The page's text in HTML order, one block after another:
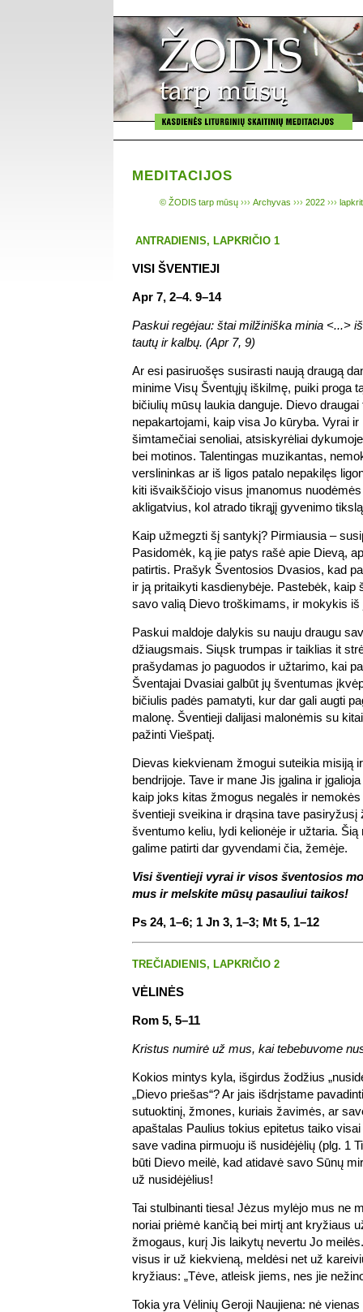
MEDITACIJOS
© ŽODIS tarp mūsų ››› Archyvas ››› 2022 ›››
ANTRADIENIS, LAPKRIČIO 1
VISI ŠVENTIEJI
Apr 7, 2–4. 9–14
Paskui regėjau: štai milžiniška minia <...>
tautų ir kalbų. (Apr 7, 9)
Ar esi pasiruošęs susirasti naują draugą
minime Visų Šventųjų iškilmę, puiki proga
bičiulių mūsų laukia danguje. Dievo
nepakartojami, kaip visa Jo kūryba. Vyrai
šimtamečiai senoliai, atsiskyrėliai
bei motinos. Talentingas muzikantas,
verslininkas ar iš ligos patalo nepakilęs
kiti išvaikščiojo visus įmanomus
akligatvius, kol atrado tikrąjį gyvenimo
Kaip užmegzti šį santykį? Pirmiausia –
Pasidomėk, ką jie patys rašė apie Dievą,
patirtis. Prašyk Šventosios Dvasios, kad
ir ją pritaikyti kasdienybėje. Pastebėk, kaip
savo valią Dievo troškimams, ir mokykis iš
Paskui maldoje dalykis su nauju draugu
džiaugsmais. Siųsk trumpas ir taiklias it
prašydamas jo paguodos ir užtarimo, kai
Šventajai Dvasiai galbūt jų šventumas
bičiulis padės pamatyti, kur dar gali augti
malonę. Šventieji dalijasi malonėmis su
pažinti Viešpatį.
Dievas kiekvienam žmogui suteikia misiją
bendrijoje. Tave ir mane Jis įgalina ir
kaip joks kitas žmogus negalės ir
šventieji sveikina ir drąsina tave pasiryžusį
šventumo keliu, lydi kelionėje ir užtaria. Šią
galime patirti dar gyvendami čia, žemėje.
Visi šventieji vyrai ir visos šventosios
mus ir melskite mūsų pasauliui taikos!
Ps 24, 1–6; 1 Jn 3, 1–3; Mt 5, 1–12
TREČIADIENIS, LAPKRIČIO 2
VĖLINĖS
Rom 5, 5–11
Kristus numirė už mus, kai tebebuvome
Kokios mintys kyla, išgirdus žodžius
„Dievo priešas“? Ar jais išdrįstame
sutuoktinį, žmones, kuriais žavimės, ar
apaštalas Paulius tokius epitetus taiko
save vadina pirmuoju iš nusidėjėlių (plg. 1
būti Dievo meilė, kad atidavė savo Sūnų
už nusidėjėlius!
Tai stulbinanti tiesa! Jėzus mylėjo mus ne
noriai priėmė kančią bei mirtį ant kryžiaus
žmogaus, kurį Jis laikytų nevertu Jo
visus ir už kiekvieną, meldėsi net už
kryžiaus: „Tėve, atleisk jiems, nes jie
Tokia yra Vėlinių Geroji Naujiena: nė